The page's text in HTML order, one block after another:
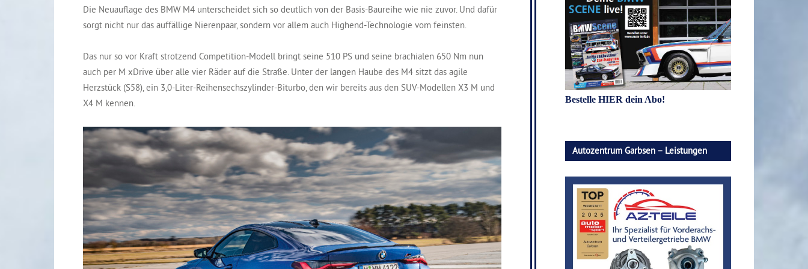
Die Neuauflage des BMW M4 unterscheidet sich so deutlich von der Basis-Baureihe wie nie zuvor. Und dafür
sorgt nicht nur das auffällige Nierenpaar, sondern vor allem auch Highend-Technologie vom feinsten.
Das nur so vor Kraft strotzend Competition-Modell bringt seine 510 PS und seine brachialen 650 Nm nun
auch per M xDrive über alle vier Räder auf die Straße. Unter der langen Haube des M4 sitzt das agile
Herzstück (S58), ein 3,0-Liter-Reihensechszylinder-Biturbo, den wir bereits aus den SUV-Modellen X3 M und
X4 M kennen.
Bestelle HIER dein Abo!
Autozentrum Garbsen – Leistungen